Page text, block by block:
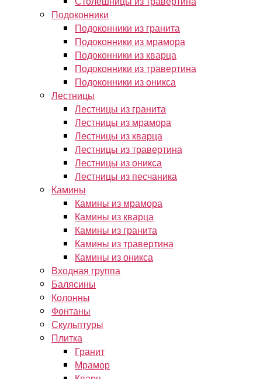
Подоконники
Подоконники из гранита
Подоконники из мрамора
Подоконники из кварца
Подоконники из травертина
Подоконники из оникса
Лестницы
Лестницы из гранита
Лестницы из мрамора
Лестницы из кварца
Лестницы из травертина
Лестницы из оникса
Лестницы из песчаника
Камины
Камины из мрамора
Камины из кварца
Камины из гранита
Камины из травертина
Камины из оникса
Входная группа
Балясины
Колонны
Фонтаны
Скульптуры
Плитка
Гранит
Мрамор